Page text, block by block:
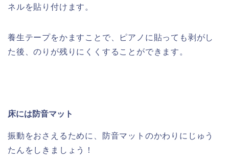
ネルを貼り付けます。
養生テープをかますことで、ピアノに貼っても剥がし
た後、のりが残りにくくすることができます。
床には防音マット
振動をおさえるために、防音マットのかわりにじゅう
たんをしきましょう！